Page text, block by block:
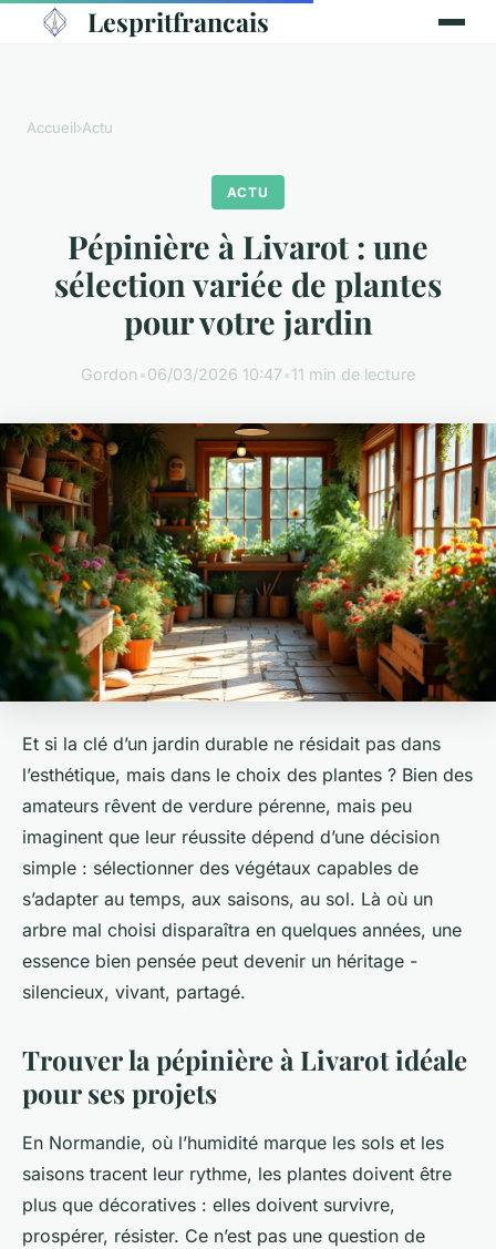
Lespritfrancais
Accueil›Actu
ACTU
Pépinière à Livarot : une
sélection variée de plantes
pour votre jardin
Gordon •06/03/2026 10:47•11 min de lecture
Et si la clé d’un jardin durable ne résidait pas dans
l’esthétique, mais dans le choix des plantes ? Bien des
amateurs rêvent de verdure pérenne, mais peu
imaginent que leur réussite dépend d’une décision
simple : sélectionner des végétaux capables de
s’adapter au temps, aux saisons, au sol. Là où un
arbre mal choisi disparaîtra en quelques années, une
essence bien pensée peut devenir un héritage -
silencieux, vivant, partagé.
Trouver la pépinière à Livarot idéale
pour ses projets
En Normandie, où l’humidité marque les sols et les
saisons tracent leur rythme, les plantes doivent être
plus que décoratives : elles doivent survivre,
prospérer, résister. Ce n’est pas une question de